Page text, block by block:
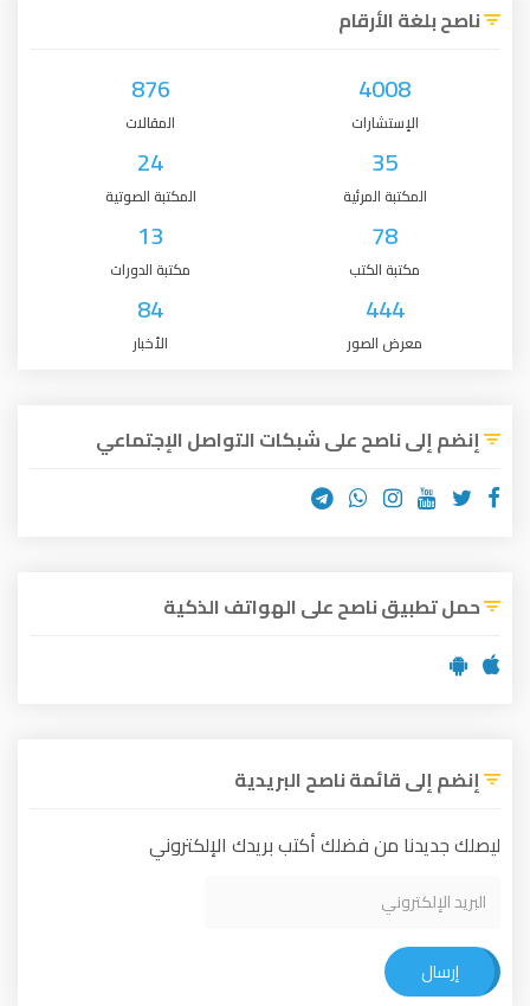
ناصح بلغة الأرقام
4008
الإستشارات
876
المقالات
35
المكتبة المرئية
24
المكتبة الصوتية
78
مكتبة الكتب
13
مكتبة الدورات
444
معرض الصور
84
الأخبار
إنضم إلى ناصح على شبكات التواصل الإجتماعي
حمل تطبيق ناصح على الهواتف الذكية
إنضم إلى قائمة ناصح البريدية
ليصلك جديدنا من فضلك أكتب بريدك الإلكتروني
إرسال